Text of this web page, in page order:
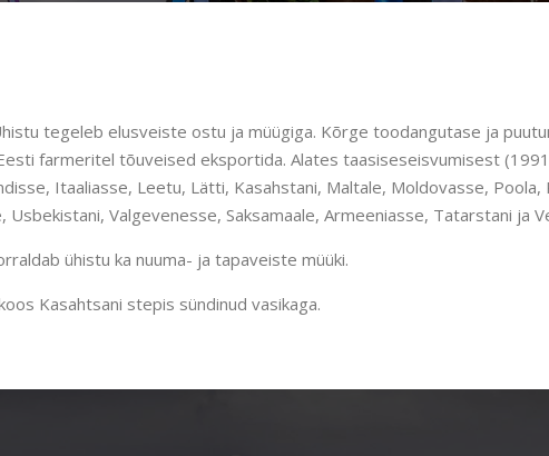
tegeleb elusveiste ostu ja müügiga. Kõrge toodangutase ja
farmeritel tõuveised eksportida. Alates taasiseseisvumisest
Itaaliasse, Leetu, Lätti, Kasahstani, Maltale, Moldovasse, Poola,
Usbekistani, Valgevenesse, Saksamaale, Armeeniasse, Tatarstani ja
ühistu ka nuuma- ja tapaveiste müüki.
Kasahtsani stepis sündinud vasikaga.